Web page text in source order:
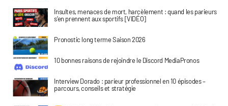
Insultes, menaces de mort, harcèlement : quand les parieurs
s’en prennent aux sportifs [VIDÉO]
Pronostic long terme Saison 2026
10 bonnes raisons de rejoindre le Discord MediaPronos
Interview Dorado : parieur professionnel en 10 épisodes –
parcours, conseils et stratégie